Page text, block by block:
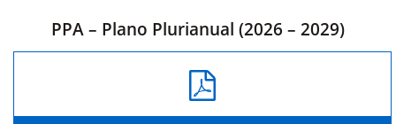
PPA – Plano Plurianual (2026 – 2029)